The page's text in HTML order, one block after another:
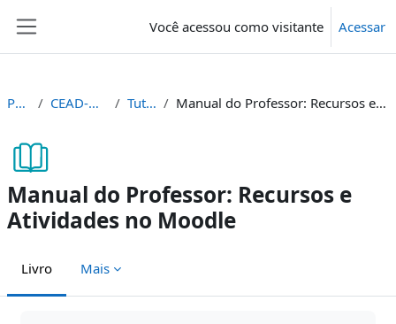
Você acessou como visitante Acessar
Painel CEAD-AMB-TUT Tutoriais Manual do Professor: Recursos e Atividades no Moodle
Manual do Professor: Recursos e
Atividades no Moodle
Livro Mais